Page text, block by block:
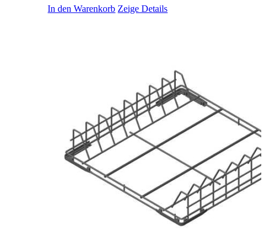
In den Warenkorb Zeige Details